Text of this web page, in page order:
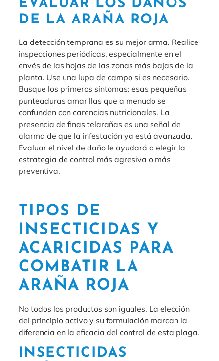
EVALUAR LOS DAÑOS
DE LA ARAÑA ROJA
La detección temprana es su mejor arma. Realice
inspecciones periódicas, especialmente en el
envés de las hojas de las zonas más bajas de la
planta. Use una lupa de campo si es necesario.
Busque los primeros síntomas: esas pequeñas
punteaduras amarillas que a menudo se
confunden con carencias nutricionales. La
presencia de finas telarañas es una señal de
alarma de que la infestación ya está avanzada.
Evaluar el nivel de daño le ayudará a elegir la
estrategia de control más agresiva o más
preventiva.
TIPOS DE
INSECTICIDAS Y
ACARICIDAS PARA
COMBATIR LA
ARAÑA ROJA
No todos los productos son iguales. La elección
del principio activo y su formulación marcan la
diferencia en la eficacia del control de esta plaga.
INSECTICIDAS